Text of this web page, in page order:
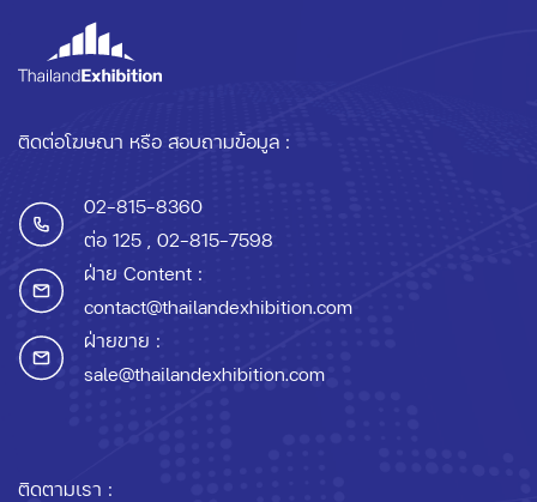
ติดต่อโฆษณา หรือ สอบถามข้อมูล :
02-815-8360
ต่อ 125 , 02-815-7598
ฝ่าย Content :
contact@thailandexhibition.com
ฝ่ายขาย :
sale@thailandexhibition.com
ติดตามเรา :